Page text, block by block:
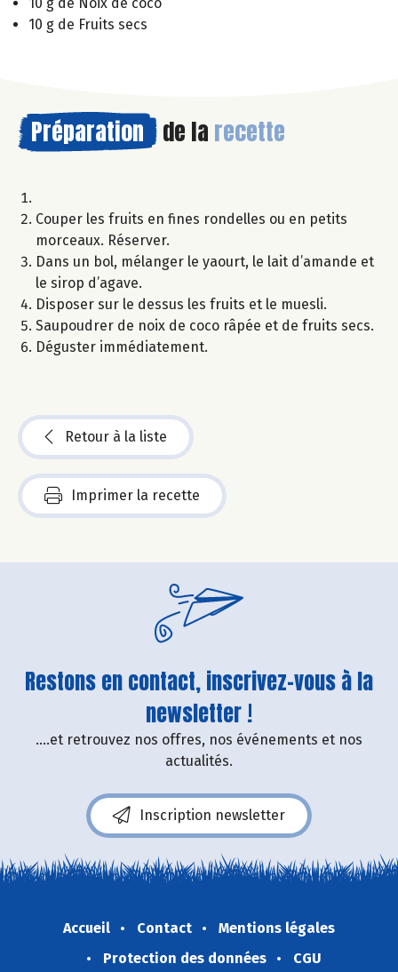
10 g de Noix de coco
10 g de Fruits secs
Préparation de la recette
Couper les fruits en fines rondelles ou en petits
morceaux. Réserver.
Dans un bol, mélanger le yaourt, le lait d’amande et
le sirop d’agave.
Disposer sur le dessus les fruits et le muesli.
Saupoudrer de noix de coco râpée et de fruits secs.
Déguster immédiatement.
Retour à la liste
Imprimer la recette
Restons en contact, inscrivez-vous à la
newsletter !
....et retrouvez nos offres, nos événements et nos
actualités.
Inscription newsletter
Accueil Contact
Mentions légales
Protection des données
CGU